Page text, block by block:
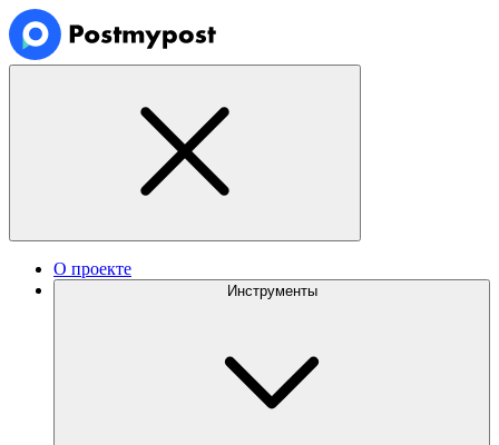
О проекте
Инструменты